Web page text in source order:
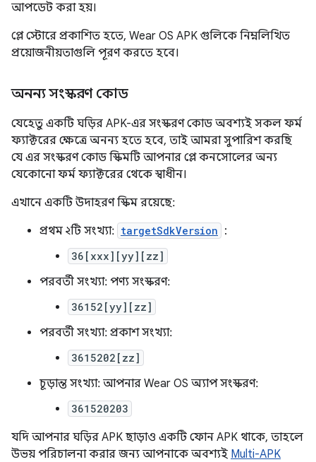
আপডেট করা হয়।
প্লে স্টোরে প্রকাশিত হতে, Wear OS APK গুলিকে নিম্নলিখিত
প্রয়োজনীয়তাগুলি পূরণ করতে হবে।
অনন্য সংস্করণ কোড
যেহেতু একটি ঘড়ির APK-এর সংস্করণ কোড অবশ্যই সকল ফর্ম
ফ্যাক্টরের ক্ষেত্রে অনন্য হতে হবে, তাই আমরা সুপারিশ করছি
যে এর সংস্করণ কোড স্কিমটি আপনার প্লে কনসোলের অন্য
যেকোনো ফর্ম ফ্যাক্টরের থেকে স্বাধীন।
এখানে একটি উদাহরণ স্কিম রয়েছে:
প্রথম ২টি সংখ্যা: targetSdkVersion :
36[xxx][yy][zz]
পরবর্তী সংখ্যা: পণ্য সংস্করণ:
36152[yy][zz]
পরবর্তী সংখ্যা: প্রকাশ সংখ্যা:
3615202[zz]
চূড়ান্ত সংখ্যা: আপনার Wear OS অ্যাপ সংস্করণ:
361520203
যদি আপনার ঘড়ির APK ছাড়াও একটি ফোন APK থাকে, তাহলে
উভয় পরিচালনা করার জন্য আপনাকে অবশ্যই Multi-APK